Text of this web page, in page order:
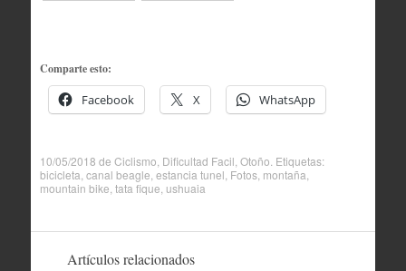
Comparte esto:
Facebook X WhatsApp
10/05/2018 de Ciclismo Dificultad Facil Otoño . Etiquetas:
bicicleta canal beagle estancia tunel Fotos, montaña
mountain bike tata fique ushuaia
Artículos relacionados